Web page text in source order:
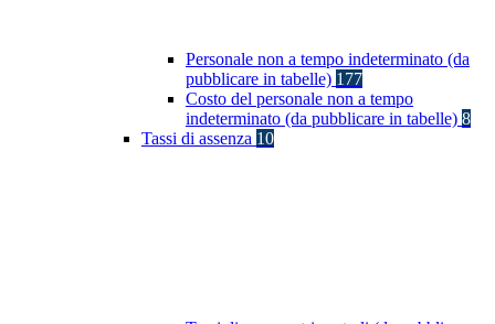
Personale non a tempo indeterminato (da
pubblicare in tabelle) 177
Costo del personale non a tempo
indeterminato (da pubblicare in tabelle) 8
Tassi di assenza 10